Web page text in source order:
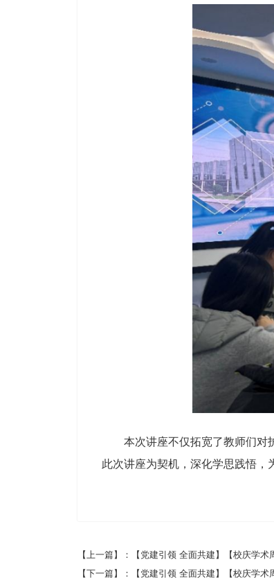
本次讲座不仅拓宽了教师们对
此次讲座为契机，深化学思践悟，
【上一篇】：【党建引领 全面共建】【校庆学
【下一篇】：【党建引领 全面共建】【校庆学